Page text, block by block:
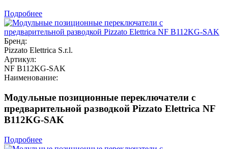
Подробнее
Бренд:
Pizzato Elettrica S.r.l.
Артикул:
NF B112KG-SAK
Наименование:
Модульные позиционные переключатели с
предварительной разводкой Pizzato Elettrica NF
B112KG-SAK
Подробнее